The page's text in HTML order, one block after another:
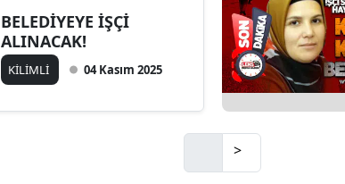
BELEDİYEYE İŞÇİ
ALINACAK!
KİLİMLİ 04 Kasım 2025
>